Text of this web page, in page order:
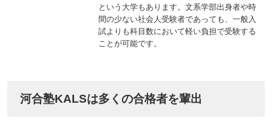
という大学もあります。文系学部出身者や時
間の少ない社会人受験者であっても、一般入
試よりも科目数において軽い負担で受験する
ことが可能です。
河合塾KALSは多くの合格者を輩出